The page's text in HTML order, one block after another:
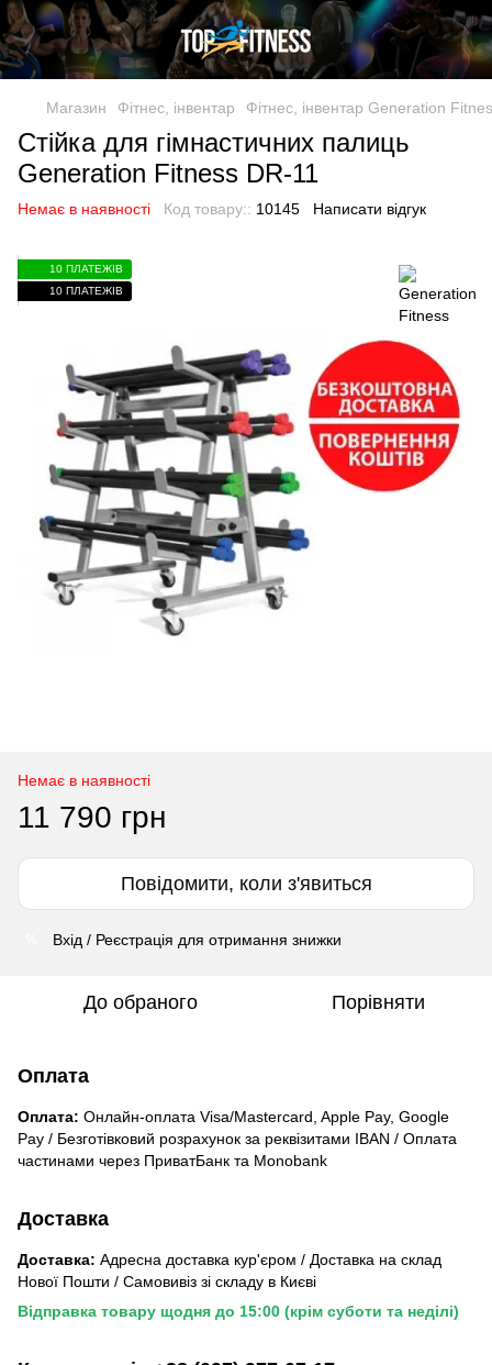
Магазин Фітнес, інвентар Фітнес, інвентар Generation
Стійка для гімнастичних палиць
Generation Fitness DR-11
Немає в наявності Код товару:: 10145 Написати відгук
10 ПЛАТЕЖІВ
10 ПЛАТЕЖІВ
Немає в наявності
11 790 грн
Повідомити, коли з'явиться
Вхід / Реєстрація для отримання знижки
До обраного Порівняти
Оплата
Оплата: Онлайн-оплата Visa/Mastercard, Apple Pay, Google
Pay / Безготівковий розрахунок за реквізитами IBAN / Оплата
частинами через ПриватБанк та Monobank
Доставка
Доставка: Адресна доставка кур'єром / Доставка на склад
Нової Пошти / Самовивіз зі складу в Києві
Відправка товару щодня до 15:00 (крім суботи та неділі)